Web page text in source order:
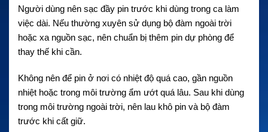
Người dùng nên sạc đầy pin trước khi dùng trong ca làm
việc dài. Nếu thường xuyên sử dụng bộ đàm ngoài trời
hoặc xa nguồn sạc, nên chuẩn bị thêm pin dự phòng để
thay thế khi cần.
Không nên để pin ở nơi có nhiệt độ quá cao, gần nguồn
nhiệt hoặc trong môi trường ẩm ướt quá lâu. Sau khi dùng
trong môi trường ngoài trời, nên lau khô pin và bộ đàm
trước khi cất giữ.